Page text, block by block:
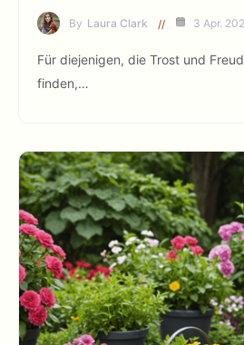
By Laura Clark 3 Apr.
Für diejenigen, die Trost und
finden,…